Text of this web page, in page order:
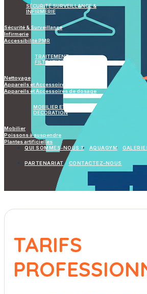
SÉCURITÉ SURVEILLANCE &
INFIRMERIE
Sécurité & Surveillance
Infirmerie
Accessibilité PMR
TRAITEMENT
FILTRATION & HYGIÈNE
Nettoyage
Appareils et Accessoires de mesure
Appareils et Accessoires de dosage
MOBILIER ET
DECORATION
Mobilier
Poissons à suspendre
Plantes artificielles
QUI SOMMES-NOUS ?
AQUAGYM
PARTENARIAT CONTACTEZ-NOUS
TARIFS